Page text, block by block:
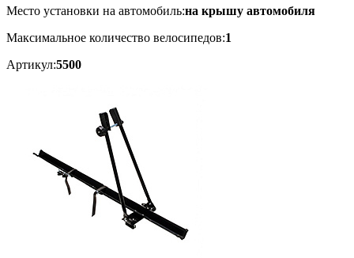
Место установки на автомобиль:на крышу автомобиля
Максимальное количество велосипедов:1
Артикул:5500